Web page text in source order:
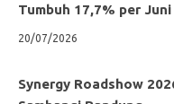
Tumbuh 17,7% per
20/07/2026
Synergy Roadshow